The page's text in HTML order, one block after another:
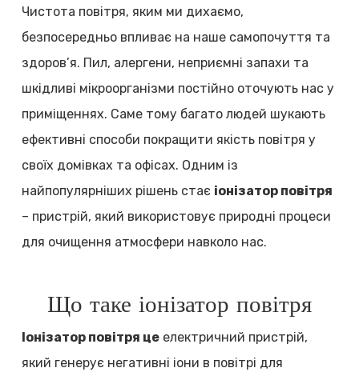
Чистота повітря, яким ми дихаємо,
безпосередньо впливає на наше самопочуття та
здоров’я. Пил, алергени, неприємні запахи та
шкідливі мікроорганізми постійно оточують нас у
приміщеннях. Саме тому багато людей шукають
ефективні способи покращити якість повітря у
своїх домівках та офісах. Одним із
найпопулярніших рішень стає іонізатор повітря
– пристрій, який використовує природні процеси
для очищення атмосфери навколо нас.
Що таке іонізатор повітря
Іонізатор повітря цеелектричний пристрій,
який генерує негативні іони в повітрі для